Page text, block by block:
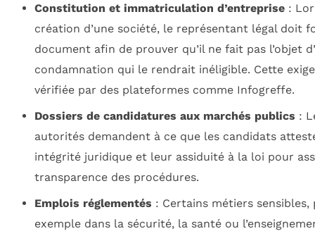
Constitution et immatriculation d’entreprise:
création d’une société, le représentant légal doit
document afin de prouver qu’il ne fait pas l’objet
condamnation qui le rendrait inéligible. Cette
vérifiée par des plateformes comme Infogreffe.
Dossiers de candidatures aux marchés publics :
autorités demandent à ce que les candidats
intégrité juridique et leur assiduité à la loi pour
transparence des procédures.
Emplois réglementés : Certains métiers sensibles,
exemple dans la sécurité, la santé ou